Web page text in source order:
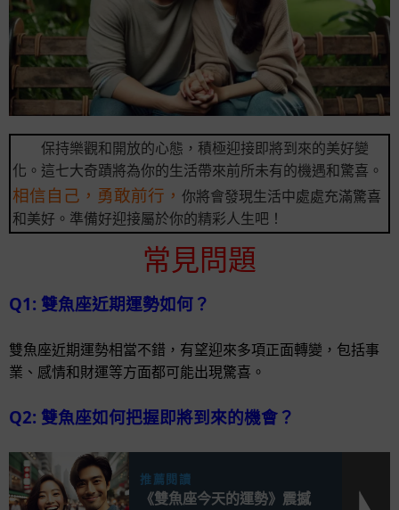
保持樂觀和開放的心態，積極迎接即將到來的美好變
化。這七大奇蹟將為你的生活帶來前所未有的機遇和驚喜。
相信自己，勇敢前行， 你將會發現生活中處處充滿驚喜
和美好。準備好迎接屬於你的精彩人生吧！
常見問題
Q1: 雙魚座近期運勢如何？
雙魚座近期運勢相當不錯，有望迎來多項正面轉變，包括事
業、感情和財運等方面都可能出現驚喜。
Q2: 雙魚座如何把握即將到來的機會？
推薦閱讀
《雙魚座今天的運勢》震撼